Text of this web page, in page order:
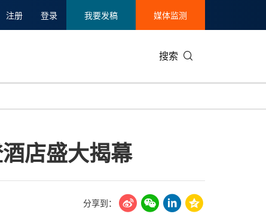
注册 登录 我要发稿 媒体监测
搜索
碳中和
美国临床肿瘤学会(ASCO)
娱乐时尚与艺术
新加坡
店盛大揭幕
分享到：